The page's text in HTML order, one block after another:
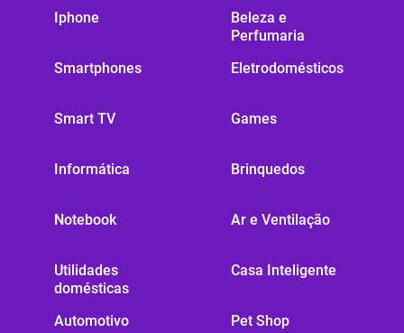
Iphone
Smartphones
Smart TV
Informática
Notebook
Utilidades
domésticas
Automotivo
Beleza e
Perfumaria
Eletrodomésticos
Games
Brinquedos
Ar e Ventilação
Casa Inteligente
Pet Shop